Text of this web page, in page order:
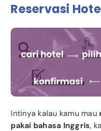
Reservasi
Intinya kalau kamu mau
pakai bahasa Inggris,